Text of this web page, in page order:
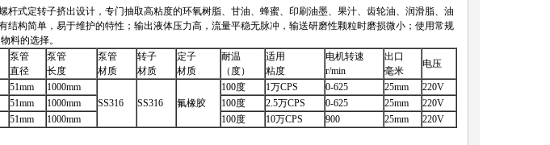
式定转子挤出设计，专门抽取高粘度的环氧树脂、甘油、蜂蜜、印刷油墨、果汁、齿轮油、润滑脂、油
构简单，易于维护的特性；输出液体压力高，流量平稳无脉冲，输送研磨性颗粒时磨损微小；使用常规
料的选择。
泵管
直径
泵管
长度
泵管
材质
转子
材质
定子
材质
耐温
（度）
适用
粘度
电机转速
r/min
出口
毫米
电压
51mm
1000mm
SS316
SS316 氟橡胶
100度 1万CPS 0-625 25mm
220V
51mm 1000mm 100度 2.5万CPS 0-625 25mm
220V
51mm 1000mm 100度 10万CPS 900 25mm 220V